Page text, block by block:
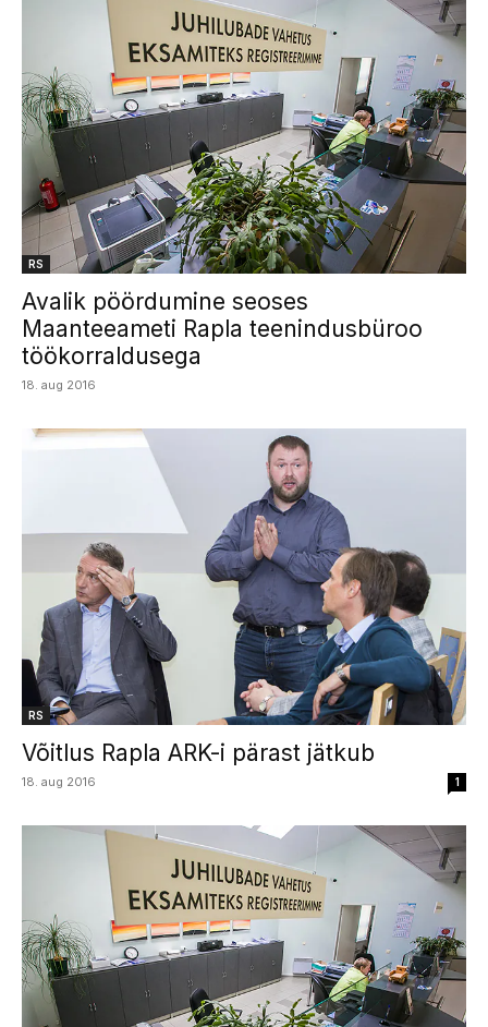
RS
Avalik pöördumine seoses
Maanteeameti Rapla teenindusbüroo
töökorraldusega
18. aug 2016
RS
Võitlus Rapla ARK-i pärast jätkub
18. aug 2016 1